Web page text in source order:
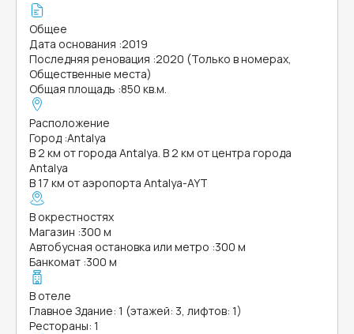
Общее
Дата основания :2019
Последняя реновация :2020 (Только в номерах,
Общественные места)
Общая площадь :850 кв.м.
Расположение
Город :Antalya
В 2 км от города Antalya. В 2 км от центра города
Antalya
В 17 км от аэропорта Antalya-AYT
В окрестностях
Магазин :300 м
Автобусная остановка или метро :300 м
Банкомат :300 м
В отеле
Главное Здание: 1 (этажей: 3, лифтов: 1)
Рестораны: 1